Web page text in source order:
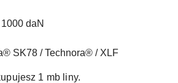
1000 daN
SK78 / Technora® / XLF
1 mb liny.